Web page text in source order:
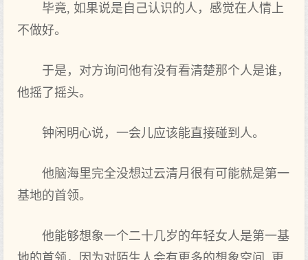
毕竟, 如果说是自己认识的人，感觉在人情上
不做好。
于是，对方询问他有没有看清楚那个人是谁，
他摇了摇头。
钟闲明心说，一会儿应该能直接碰到人。
他脑海里完全没想过云清月很有可能就是第一
基地的首领。
他能够想象一个二十几岁的年轻女人是第一基